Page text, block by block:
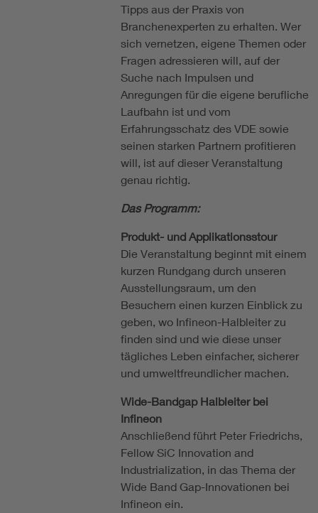
Tipps aus der Praxis von
Branchenexperten zu erhalten. Wer
sich vernetzen, eigene Themen oder
Fragen adressieren will, auf der
Suche nach Impulsen und
Anregungen für die eigene berufliche
Laufbahn ist und vom
Erfahrungsschatz des VDE sowie
seinen starken Partnern profitieren
will, ist auf dieser Veranstaltung
genau richtig.
Das Programm:
Produkt- und Applikationsstour
Die Veranstaltung beginnt mit einem
kurzen Rundgang durch unseren
Ausstellungsraum, um den
Besuchern einen kurzen Einblick zu
geben, wo Infineon-Halbleiter zu
finden sind und wie diese unser
tägliches Leben einfacher, sicherer
und umweltfreundlicher machen.
Wide-Bandgap Halbleiter bei
Infineon
Anschließend führt Peter Friedrichs,
Fellow SiC Innovation and
Industrialization, in das Thema der
Wide Band Gap-Innovationen bei
Infineon ein.